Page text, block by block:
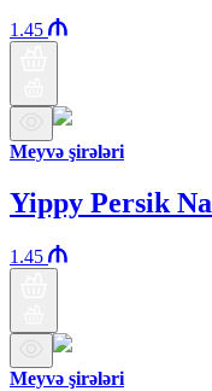
1.45
Meyvə şirələri
Yippy Persik
1.45
Meyvə şirələri